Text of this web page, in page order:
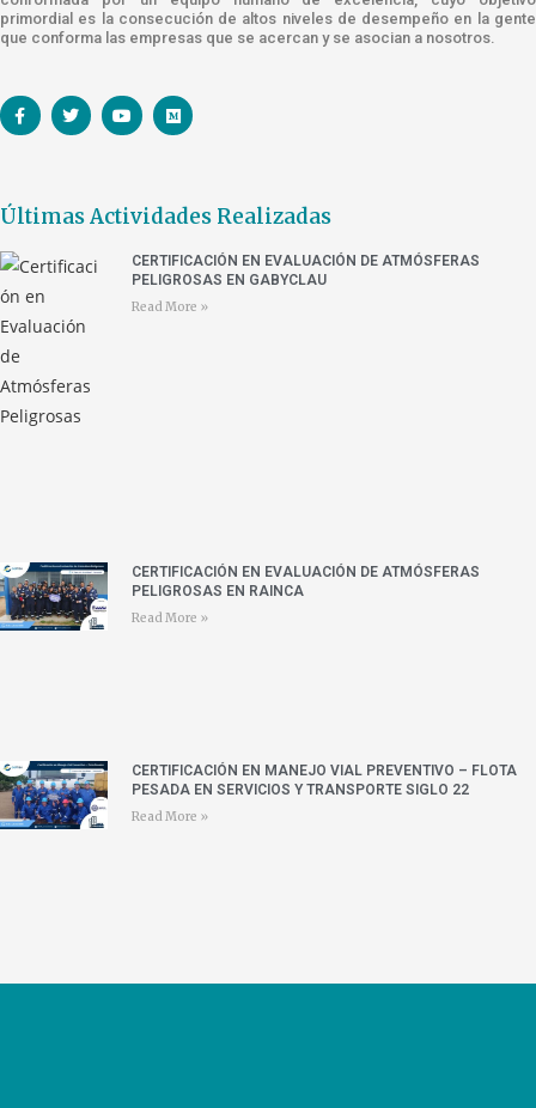
primordial es la consecución de altos niveles de desempeño en la gente
que conforma las empresas que se acercan y se asocian a nosotros.
Últimas Actividades Realizadas
CERTIFICACIÓN EN EVALUACIÓN DE ATMÓSFERAS
PELIGROSAS EN GABYCLAU
Read More »
CERTIFICACIÓN EN EVALUACIÓN DE ATMÓSFERAS
PELIGROSAS EN RAINCA
Read More »
CERTIFICACIÓN EN MANEJO VIAL PREVENTIVO – FLOTA
PESADA EN SERVICIOS Y TRANSPORTE SIGLO 22
Read More »